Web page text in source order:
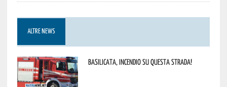
ALTRE NEWS
Basilicata, incendio su questa strada!